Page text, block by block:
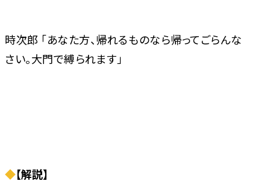
時次郎 「あなた方、帰れるものなら帰ってごらんな
さい。大門で縛られます」
◆【解説】